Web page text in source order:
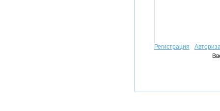
Регистрация